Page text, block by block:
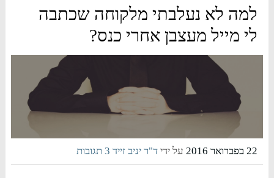
למה לא נעלבתי מלקוחה שכתבה
לי מייל מעצבן אחרי כנס?
22 בפברואר 2016 על ידיד"ר יניב זייד 3 תגובות